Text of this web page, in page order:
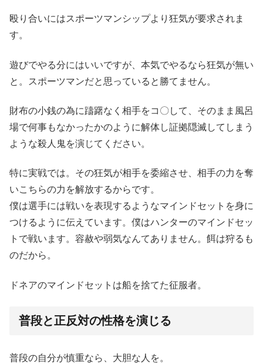
殴り合いにはスポーツマンシップより狂気が要求されま
す。
遊びでやる分にはいいですが、本気でやるなら狂気が無い
と。スポーツマンだと思っていると勝てません。
財布の小銭の為に躊躇なく相手をコ〇して、そのまま風呂
場で何事もなかったかのように解体し証拠隠滅してしまう
ような殺人鬼を演じてください。
特に実戦では。その狂気が相手を委縮させ、相手の力を奪
いこちらの力を解放するからです。
僕は選手には戦いを表現するようなマインドセットを身に
つけるように伝えています。僕はハンターのマインドセッ
トで戦います。容赦や弱気なんてありません。餌は狩るも
のだから。
ドネアのマインドセットは船を捨てた征服者。
普段と正反対の性格を演じる
普段の自分が慎重なら、大胆な人を。